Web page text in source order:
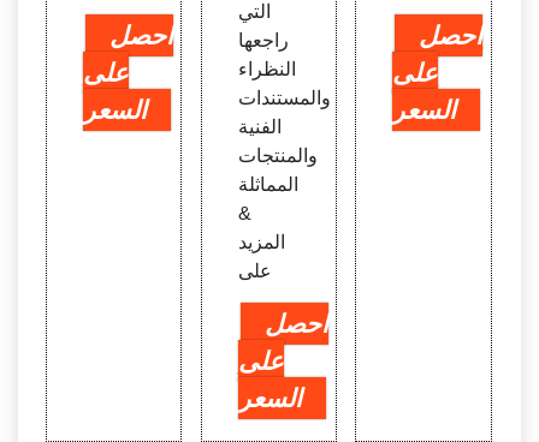
احصل
على
السعر
التي
راجعها
النظراء
والمستندات
الفنية
والمنتجات
المماثلة
&
المزيد
على
احصل
على
السعر
احصل
على
السعر